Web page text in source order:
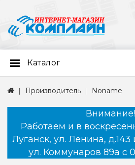
Каталог
Производитель Noname
Внимание!
Работаем и в
Луганск, ул. Ленина, д.143
ул. Коммунаров 89а с